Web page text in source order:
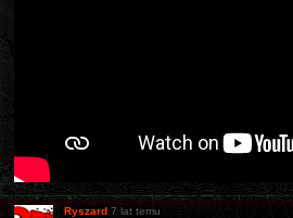
Ryszard 7 lat temu